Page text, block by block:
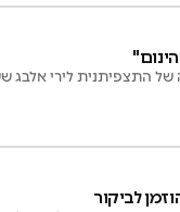
התצפיתנית לירי
לביקור